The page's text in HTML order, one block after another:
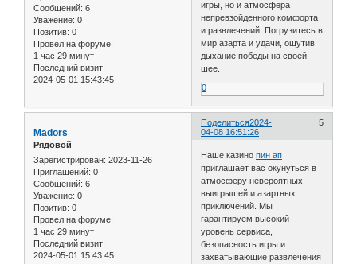
Сообщений: 6
Уважение: 0
Позитив: 0
Провел на форуме:
1 час 29 минут
Последний визит:
2024-05-01 15:43:45
игры, но и атмосфера
непревзойденного комфорта
и развлечений. Погрузитесь в
мир азарта и удачи, ощутив
дыхание победы на своей
шее.
0
Поделиться 5
2024-
04-08 16:51:26
Madors
Рядовой
Зарегистрирован: 2023-11-26
Приглашений: 0
Сообщений: 6
Уважение: 0
Позитив: 0
Провел на форуме:
1 час 29 минут
Последний визит:
2024-05-01 15:43:45
Наше казинопин ап
приглашает вас окунуться в
атмосферу невероятных
выигрышей и азартных
приключений. Мы
гарантируем высокий
уровень сервиса,
безопасность игры и
захватывающие развлечения